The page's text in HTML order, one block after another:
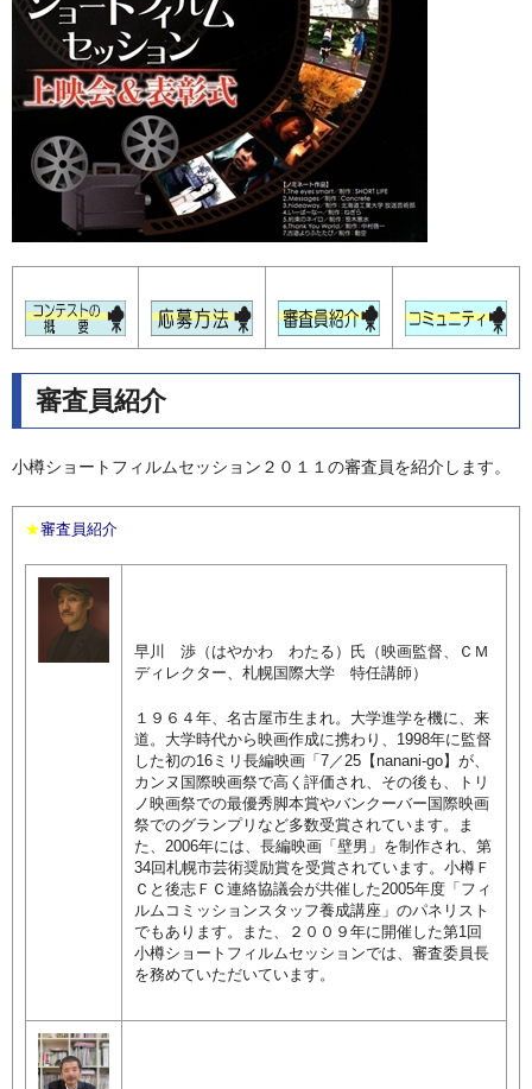
審査員紹介
小樽ショートフィルムセッション２０１１の審査員を紹介します。
★審査員紹介
早川 渉（はやかわ わたる）氏 （映画監督、ＣＭ
ディレクター、札幌国際大学 特任講師）
１９６４年、名古屋市生まれ。大学進学を機に、来
道。大学時代から映画作成に携わり、1998年に監督
した初の16ミリ長編映画「7／25【nanani-go】が、
カンヌ国際映画祭で高く評価され、その後も、トリ
ノ映画祭での最優秀脚本賞やバンクーバー国際映画
祭でのグランプリなど多数受賞されています。ま
た、2006年には、長編映画「壁男」を制作され、第
34回札幌市芸術奨励賞を受賞されています。小樽Ｆ
Ｃと後志ＦＣ連絡協議会が共催した2005年度「フィ
ルムコミッションスタッフ養成講座」のパネリスト
でもあります。また、２００９年に開催した第1回
小樽ショートフィルムセッションでは、審査委員長
を務めていただいています。